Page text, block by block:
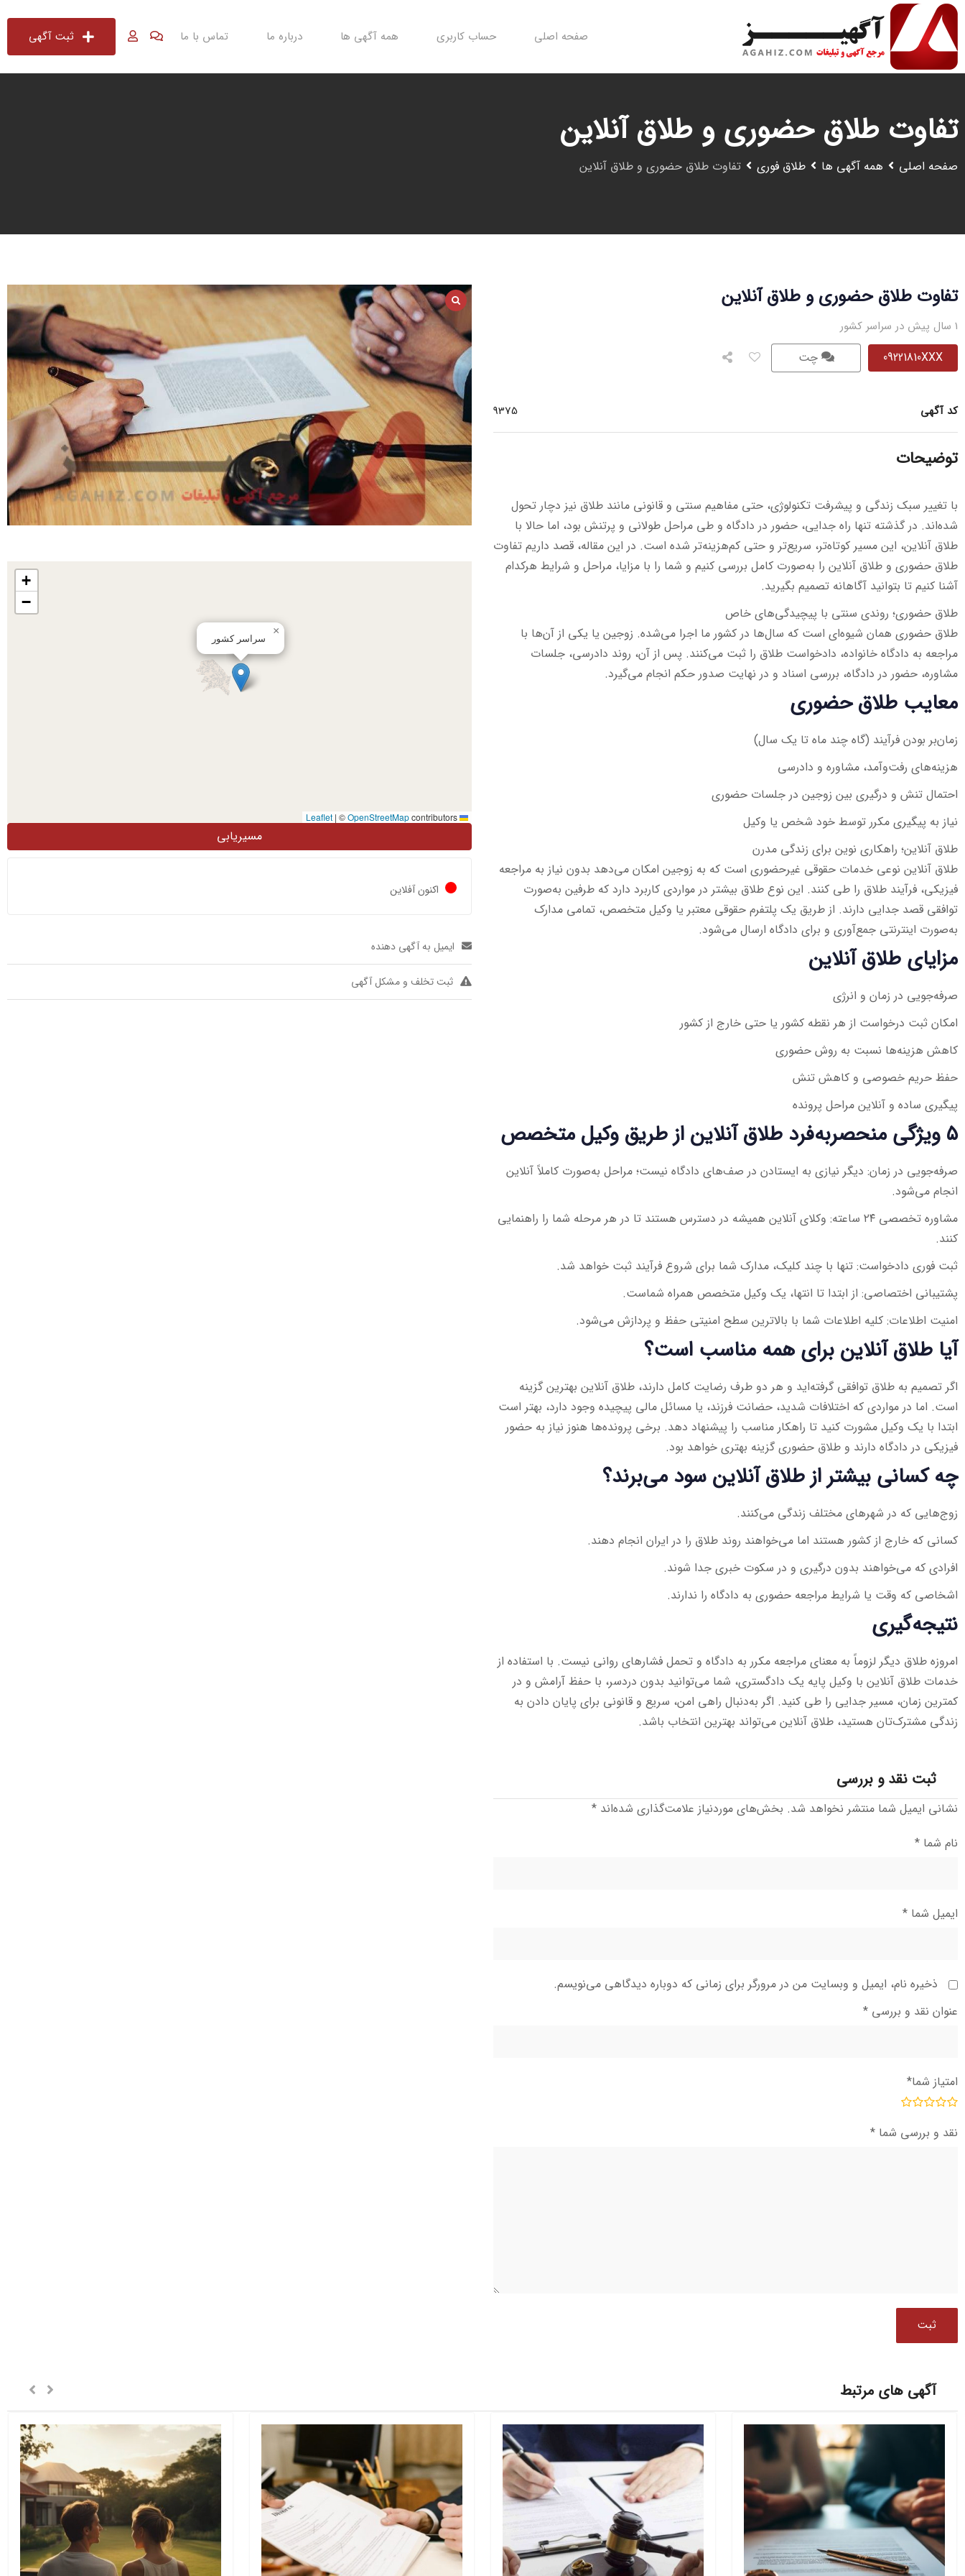
پرش
محتوا
ثبت آگهی صفحه اصلی حساب کاربری همه آگهی ها درباره ما تماس با ما
تفاوت طلاق حضوری و طلاق آنلاین
صفحه اصلی همه آگهی ها طلاق فوری تفاوت طلاق حضوری و طلاق آنلاین
تفاوت طلاق حضوری و طلاق آنلاین
1 سال پیش در سراسر کشور
09221810XXX چت
کد آگهی 9375
توضیحات
با تغییر سبک زندگی و پیشرفت تکنولوژی، حتی مفاهیم سنتی و قانونی مانند طلاق نیز دچار تحول
شده‌اند. در گذشته تنها راه جدایی، حضور در دادگاه و طی مراحل طولانی و پرتنش بود، اما حالا با
طلاق آنلاین، این مسیر کوتاه‌تر، سریع‌تر و حتی کم‌هزینه‌تر شده است. در این مقاله، قصد داریم تفاوت
طلاق حضوری و طلاق آنلاین را به‌صورت کامل بررسی کنیم و شما را با مزایا، مراحل و شرایط هرکدام
آشنا کنیم تا بتوانید آگاهانه تصمیم بگیرید.
طلاق حضوری؛ روندی سنتی با پیچیدگی‌های خاص
طلاق حضوری همان شیوه‌ای است که سال‌ها در کشور ما اجرا می‌شده. زوجین یا یکی از آن‌ها با
مراجعه به دادگاه خانواده، دادخواست طلاق را ثبت می‌کنند. پس از آن، روند دادرسی، جلسات
مشاوره، حضور در دادگاه، بررسی اسناد و در نهایت صدور حکم انجام می‌گیرد.
معایب طلاق حضوری
زمان‌بر بودن فرآیند (گاه چند ماه تا یک سال)
هزینه‌های رفت‌وآمد، مشاوره و دادرسی
احتمال تنش و درگیری بین زوجین در جلسات حضوری
نیاز به پیگیری مکرر توسط خود شخص یا وکیل
طلاق آنلاین؛ راهکاری نوین برای زندگی مدرن
طلاق آنلاین نوعی خدمات حقوقی غیرحضوری است که به زوجین امکان می‌دهد بدون نیاز به مراجعه
فیزیکی، فرآیند طلاق را طی کنند. این نوع طلاق بیشتر در مواردی کاربرد دارد که طرفین به‌صورت
توافقی قصد جدایی دارند. از طریق یک پلتفرم حقوقی معتبر یا وکیل متخصص، تمامی مدارک
به‌صورت اینترنتی جمع‌آوری و برای دادگاه ارسال می‌شود.
مزایای طلاق آنلاین
صرفه‌جویی در زمان و انرژی
امکان ثبت درخواست از هر نقطه کشور یا حتی خارج از کشور
کاهش هزینه‌ها نسبت به روش حضوری
حفظ حریم خصوصی و کاهش تنش
پیگیری ساده و آنلاین مراحل پرونده
۵ ویژگی منحصربه‌فرد طلاق آنلاین از طریق وکیل متخصص
صرفه‌جویی در زمان: دیگر نیازی به ایستادن در صف‌های دادگاه نیست؛ مراحل به‌صورت کاملاً آنلاین
انجام می‌شود.
مشاوره تخصصی ۲۴ ساعته: وکلای آنلاین همیشه در دسترس هستند تا در هر مرحله شما را راهنمایی
کنند.
ثبت فوری دادخواست: تنها با چند کلیک، مدارک شما برای شروع فرآیند ثبت خواهد شد.
پشتیبانی اختصاصی: از ابتدا تا انتها، یک وکیل متخصص همراه شماست.
امنیت اطلاعات: کلیه اطلاعات شما با بالاترین سطح امنیتی حفظ و پردازش می‌شود.
آیا طلاق آنلاین برای همه مناسب است؟
اگر تصمیم به طلاق توافقی گرفته‌اید و هر دو طرف رضایت کامل دارند، طلاق آنلاین بهترین گزینه
است. اما در مواردی که اختلافات شدید، حضانت فرزند، یا مسائل مالی پیچیده وجود دارد، بهتر است
ابتدا با یک وکیل مشورت کنید تا راهکار مناسب را پیشنهاد دهد. برخی پرونده‌ها هنوز نیاز به حضور
فیزیکی در دادگاه دارند و طلاق حضوری گزینه بهتری خواهد بود.
چه کسانی بیشتر از طلاق آنلاین سود می‌برند؟
زوج‌هایی که در شهرهای مختلف زندگی می‌کنند.
کسانی که خارج از کشور هستند اما می‌خواهند روند طلاق را در ایران انجام دهند.
افرادی که می‌خواهند بدون درگیری و در سکوت خبری جدا شوند.
اشخاصی که وقت یا شرایط مراجعه حضوری به دادگاه را ندارند.
نتیجه‌گیری
امروزه طلاق دیگر لزوماً به معنای مراجعه مکرر به دادگاه و تحمل فشارهای روانی نیست. با استفاده از
خدمات طلاق آنلاین با وکیل پایه یک دادگستری، شما می‌توانید بدون دردسر، با حفظ آرامش و در
کمترین زمان، مسیر جدایی را طی کنید. اگر به‌دنبال راهی امن، سریع و قانونی برای پایان دادن به
زندگی مشترک‌تان هستید، طلاق آنلاین می‌تواند بهترین انتخاب باشد.
ثبت نقد و بررسی
نشانی ایمیل شما منتشر نخواهد شد. بخش‌های موردنیاز علامت‌گذاری شده‌اند *
نام شما *
ایمیل شما *
ذخیره نام، ایمیل و وبسایت من در مرورگر برای زمانی که دوباره دیدگاهی می‌نویسم.
عنوان نقد و بررسی *
امتیاز شما*
نقد و بررسی شما *
سراسر کشور
×
+
−
| ©OpenStreetMapcontributors
مسیریابی
اکنون آفلاین
ایمیل به آگهی دهنده
ثبت تخلف و مشکل آگهی
آگهی های مرتبط